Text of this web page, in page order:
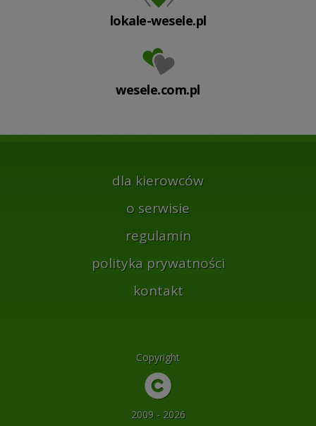
lokale-wesele.pl
wesele.com.pl
dla kierowców
o serwisie
regulamin
polityka prywatności
kontakt
Copyright
2009 - 2026